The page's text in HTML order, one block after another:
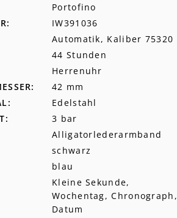
Portofino
IW391036
Automatik, Kaliber 75320
44 Stunden
Herrenuhr
42 mm
Edelstahl
3 bar
Alligatorlederarmband
schwarz
blau
Kleine Sekunde,
Wochentag, Chronograph,
Datum